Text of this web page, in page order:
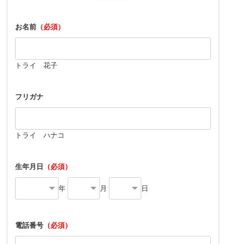
お名前 （必須）
トライ 花子
フリガナ
トライ ハナコ
生年月日 （必須）
年 月 日
電話番号 （必須）